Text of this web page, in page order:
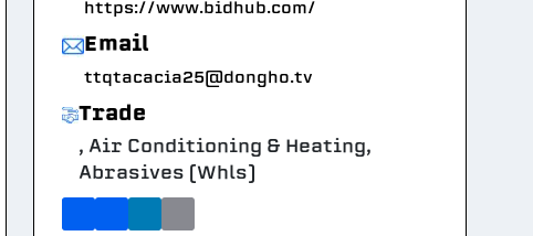
https://www.bidhub.com/
Email
ttqtacacia25@dongho.tv
Trade
, Air Conditioning & Heating,
Abrasives (Whls)